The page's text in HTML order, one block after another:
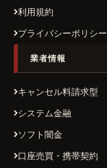
利用規約
プライバシーポリシー
業者情報
キャンセル料請求型
システム金融
ソフト闇金
口座売買・携帯契約